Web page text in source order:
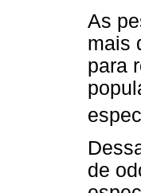
As
mais
para
de